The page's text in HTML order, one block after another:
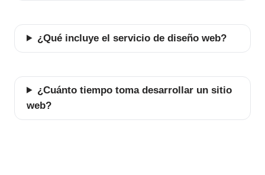
¿Qué incluye el servicio de diseño web?
¿Cuánto tiempo toma desarrollar un sitio
web?